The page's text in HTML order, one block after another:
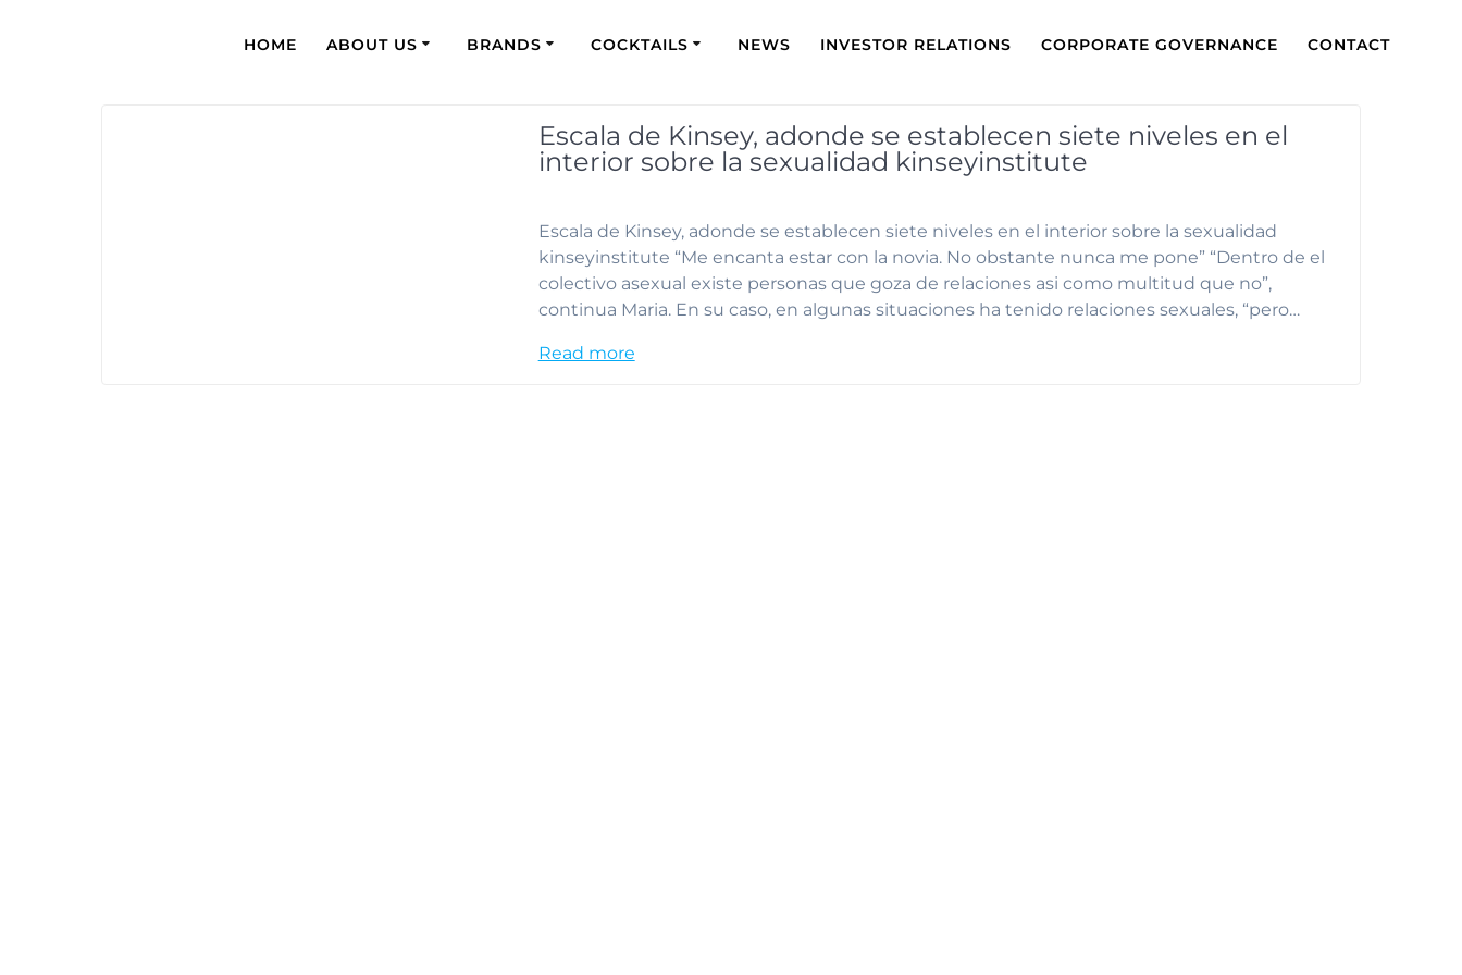
HOME ABOUT US BRANDS COCKTAILS NEWS INVESTOR RELATIONS CORPORATE GOVERNANCE CONTACT
Escala de Kinsey, adonde se establecen siete niveles en el
interior sobre la sexualidad kinseyinstitute
Escala de Kinsey, adonde se establecen siete niveles en el interior sobre la sexualidad
kinseyinstitute “Me encanta estar con la novia. No obstante nunca me pone” “Dentro de el
colectivo asexual existe personas que goza de relaciones asi­ como multitud que no”,
continua Maria. En su caso, en algunas situaciones ha tenido relaciones sexuales, “pero…
Read more